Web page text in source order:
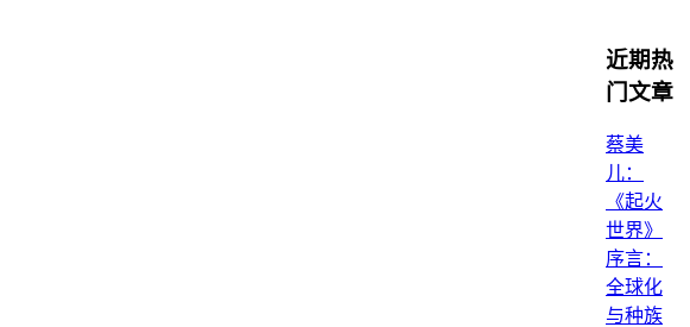
近期热
门文章
蔡美
儿：
《起火
世界》
序言：
全球化
与种族